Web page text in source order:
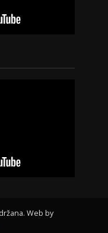
Web by